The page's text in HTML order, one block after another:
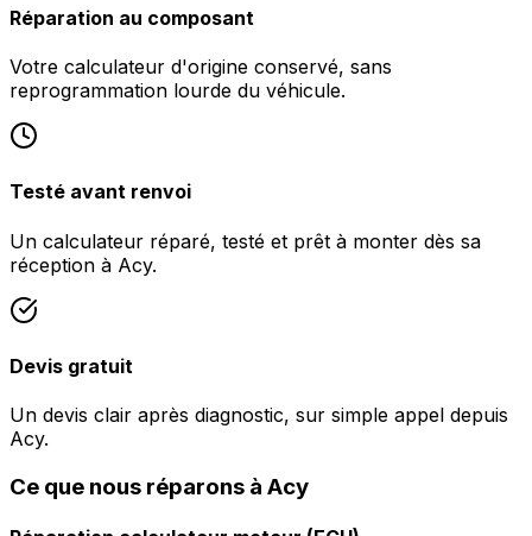
Réparation au composant
Votre calculateur d'origine conservé, sans
reprogrammation lourde du véhicule.
Testé avant renvoi
Un calculateur réparé, testé et prêt à monter dès sa
réception à Acy.
Devis gratuit
Un devis clair après diagnostic, sur simple appel depuis
Acy.
Ce que nous réparons à Acy